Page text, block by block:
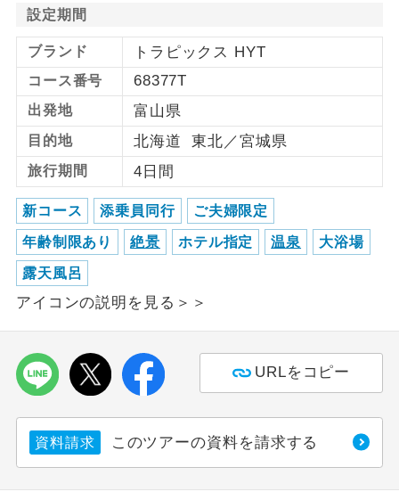
設定期間
ブランド トラピックス HYT
コース番号 68377T
出発地 富山県
目的地 北海道 東北／宮城県
旅行期間 4日間
新コース 添乗員同行 ご夫婦限定
年齢制限あり 絶景 ホテル指定 温泉 大浴場
露天風呂
アイコンの説明を見る＞＞
URLをコピー
資料請求 このツアーの資料を請求する
女性限定
年齢制限あり
ご参加にあたり年齢に制限があるコース
です。
航空会社指定
利用航空会社が指定なので、ご出発の計
画にとても便利です。
ホテル指定
ご紹介するホテルを指定したコースで
す。
おひとり様バ
ス2席利用
おひとり様でバス席を2席利⽤できま
す。